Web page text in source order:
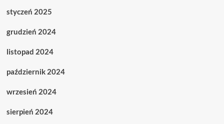
styczeń 2025
grudzień 2024
listopad 2024
październik 2024
wrzesień 2024
sierpień 2024